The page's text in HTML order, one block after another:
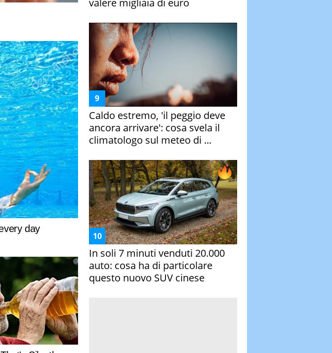
Caldo estremo, 'il peggio deve
ancora arrivare': cosa svela il
climatologo sul meteo di ...
In soli 7 minuti venduti 20.000
auto: cosa ha di particolare
questo nuovo SUV cinese